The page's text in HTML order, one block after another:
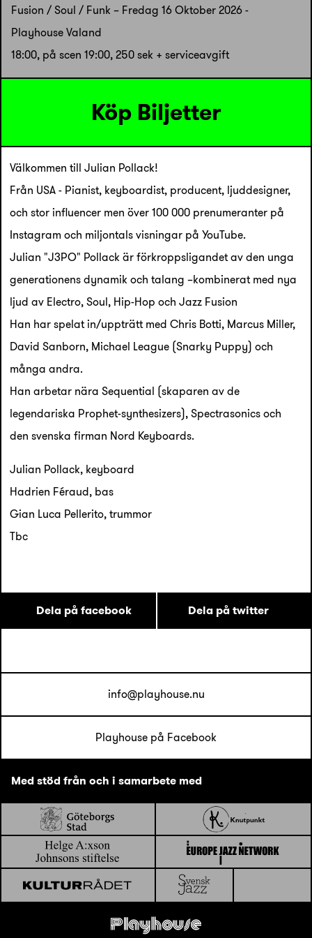
Fusion / Soul / Funk – Fredag 16 Oktober 2026 -
Playhouse Valand
18:00, på scen 19:00, 250 sek + serviceavgift
Köp Biljetter
Välkommen till Julian Pollack!
Från USA - Pianist, keyboardist, producent, ljuddesigner,
och stor influencer men över 100 000 prenumeranter på
Instagram och miljontals visningar på YouTube.
Julian "J3PO" Pollack är förkroppsligandet av den unga
generationens dynamik och talang –kombinerat med nya
ljud av Electro, Soul, Hip-Hop och Jazz Fusion
Han har spelat in/uppträtt med Chris Botti, Marcus Miller,
David Sanborn, Michael League (Snarky Puppy) och
många andra.
Han arbetar nära Sequential (skaparen av de
legendariska Prophet-synthesizers), Spectrasonics och
den svenska firman Nord Keyboards.
Julian Pollack, keyboard
Hadrien Féraud, bas
Gian Luca Pellerito, trummor
Tbc
Dela på facebook Dela på twitter
info@playhouse.nu
Playhouse på Facebook
Med stöd från och i samarbete med